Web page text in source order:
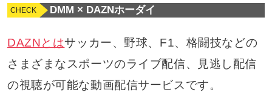
DMM × DAZNホーダイ
DAZNとはサッカー、野球、F1、格闘技などの
さまざまなスポーツのライブ配信、見逃し配信
の視聴が可能な動画配信サービスです。